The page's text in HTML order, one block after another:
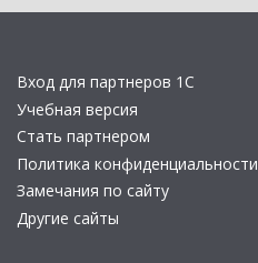
Вход для партнеров 1С
Учебная версия
Стать партнером
Политика конфиденциальности
Замечания по сайту
Другие сайты